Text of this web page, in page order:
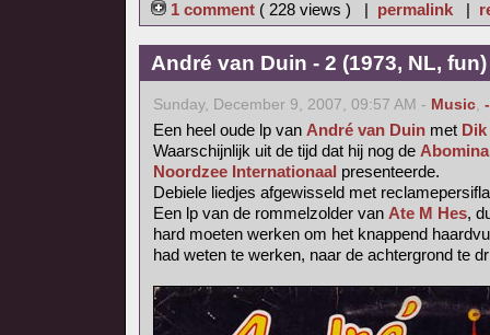
1 comment ( 228 views ) | permalink |
André van Duin - 2 (1973, NL, fun)
Sunday, December 9, 2007, 09:57 AM - Music,
Een heel oude lp van André van Duin met
Waarschijnlijk uit de tijd dat hij nog de
Noordzee Internationaal presenteerde.
Debiele liedjes afgewisseld met
Een lp van de rommelzolder van Ate M Hes,
hard moeten werken om het knappend
had weten te werken, naar de achtergrond te